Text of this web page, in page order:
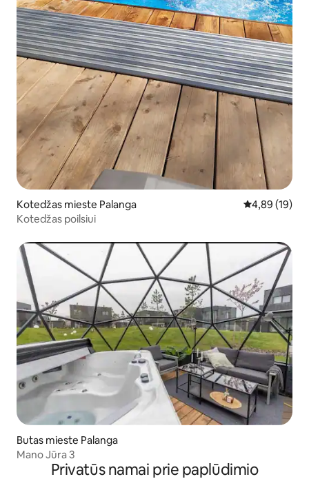
Kotedžas mieste Palanga Vidutinis
4,89 (19)
Kotedžas poilsiui
Butas mieste Palanga
Mano Jūra 3
Privatūs namai prie paplūdimio